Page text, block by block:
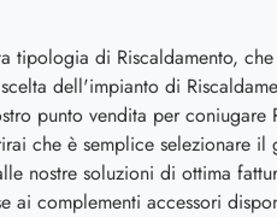
di Riscaldamento,
dell'impianto di
punto vendita per
che è semplice selezionare
nostre soluzioni di ottima
ai complementi accessori